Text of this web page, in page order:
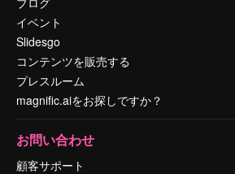
イベント
Slidesgo
コンテンツを販売する
プレスルーム
magnific.aiをお探しですか？
お問い合わせ
顧客サポート